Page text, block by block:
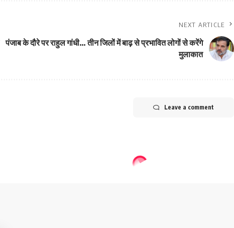
NEXT ARTICLE
पंजाब के दौरे पर राहुल गांधी… तीन जिलों में बाढ़ से प्रभावित लोगों से करेंगे
मुलाकात
Leave a comment